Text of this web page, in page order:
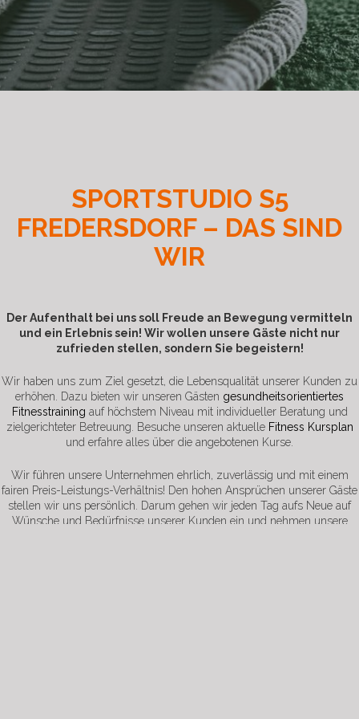
Mitgliederbereich
SPORTSTUDIO S5
FREDERSDORF – DAS SIND
WIR
Der Aufenthalt bei uns soll Freude an Bewegung vermitteln
und ein Erlebnis sein! Wir wollen unsere Gäste nicht nur
zufrieden stellen, sondern Sie begeistern!
Wir haben uns zum Ziel gesetzt, die Lebensqualität unserer Kunden zu
erhöhen. Dazu bieten wir unseren Gästen gesundheitsorientiertes
Fitnesstraining auf höchstem Niveau mit individueller Beratung und
zielgerichteter Betreuung. Besuche unseren aktuelle Fitness Kursplan
und erfahre alles über die angebotenen Kurse.
Wir führen unsere Unternehmen ehrlich, zuverlässig und mit einem
fairen Preis-Leistungs-Verhältnis! Den hohen Ansprüchen unserer Gäste
stellen wir uns persönlich. Darum gehen wir jeden Tag aufs Neue auf
Wünsche und Bedürfnisse unserer Kunden ein und nehmen unsere